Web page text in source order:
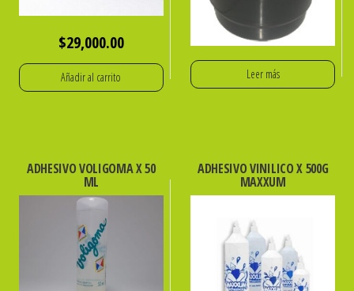
$29,000.00
Añadir al carrito Leer más
ADHESIVO VOLIGOMA X 50
ML
ADHESIVO VINILICO X 500G
MAXXUM